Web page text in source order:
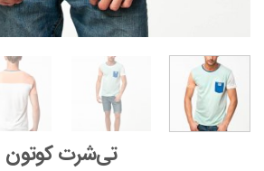
تی‌شرت کوتون